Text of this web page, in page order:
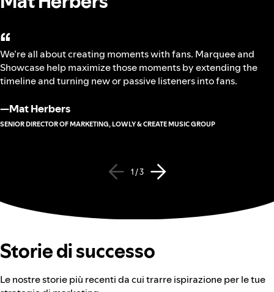
“
We’re all about creating moments with fans. Marquee and
Showcase help maximize those moments by extending the
timeline and turning new or passive listeners into fans.
—Mat Herbers
SENIOR DIRECTOR OF MARKETING, LOWLY & CREATE MUSIC GROUP
1 / 3
Storie di successo
Le nostre storie più recenti da cui trarre ispirazione per le tue